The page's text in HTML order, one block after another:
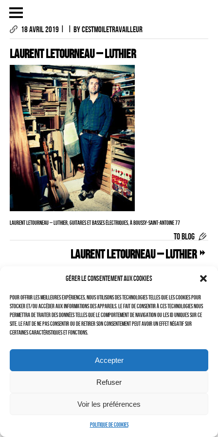
Gérer le consentement aux cookies
Pour offrir les meilleures expériences, nous utilisons des technologies telles que les cookies pour
stocker et/ou accéder aux informations des appareils. Le fait de consentir à ces technologies nous
permettra de traiter des données telles que le comportement de navigation ou les ID uniques sur ce
site. Le fait de ne pas consentir ou de retirer son consentement peut avoir un effet négatif sur
certaines caractéristiques et fonctions.
Accepter
Refuser
Voir les préférences
Politique de cookies
LES PHOTOGRAPHIES
LE PROJET
LAURENT DUBIN (site)
18 AVRIL 2019 | | BY CESTMOILETRAVAILLEUR
Laurent LETOURNEAU – LUTHIER
Laurent LETOURNEAU – LUTHIER, guitares et basses électriques, à Boussy-Saint-Antoine 77
TO BLOG
Laurent LETOURNEAU – LUTHIER